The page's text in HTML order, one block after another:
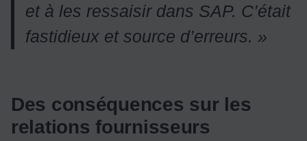
et à les ressaisir dans SAP. C’était
fastidieux et source d’erreurs. »
Des conséquences sur les
relations fournisseurs